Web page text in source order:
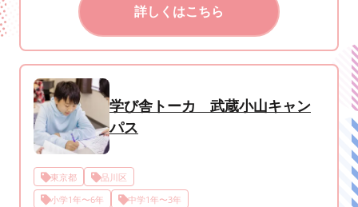
詳しくはこちら
学び舎トーカ 武蔵小山キャン
パス
東京都
品川区
小学1年〜6年
中学1年〜3年